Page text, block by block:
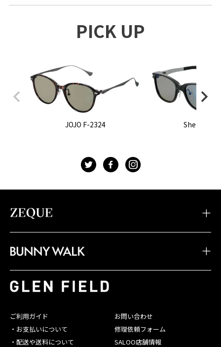
PICK UP
JOJO F-2324 Sherry F-
t f g
ご利用ガイド
・お支払いについて
・配送や送料について
お問い合わせ
修理依頼フォーム
SALOO店舗情報
・JOJO
・JAKE
・JONNY
・Juno
・Spike
・Belle
・BW-032
・BW-031
・BW-029
・BW-027
・BW-026